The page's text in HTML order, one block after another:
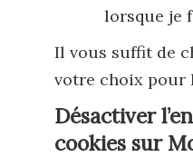
lorsque je
Il vous suffit de
votre choix pour
Désactiver
cookies sur